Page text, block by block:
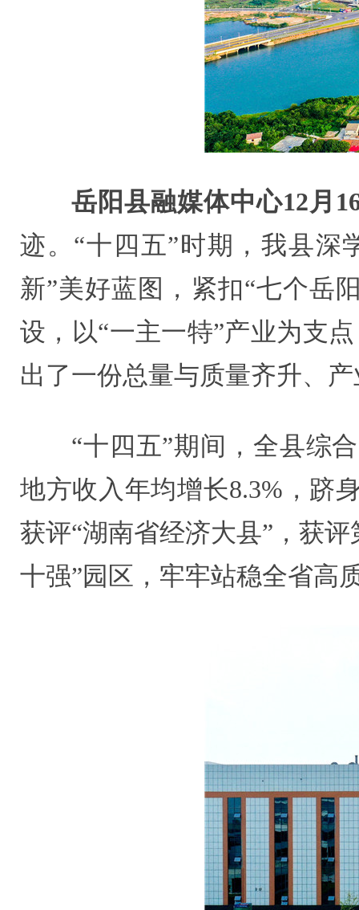
岳阳县融媒体中心12月
迹。“十四五”时期，我县深
新”美好蓝图，紧扣“七个岳
设，以“一主一特”产业为支
出了一份总量与质量齐升、
“十四五”期间，全县综
地方收入年均增长8.3%，跻
获评“湖南省经济大县”，获
十强”园区，牢牢站稳全省高